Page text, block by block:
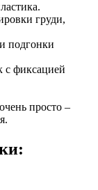
груди,
подгонки
с фиксацией
просто –